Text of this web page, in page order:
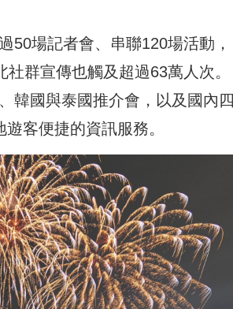
50場記者會、串聯120場活動，
群宣傳也觸及超過63萬人次。
韓國與泰國推介會，以及國內四
客便捷的資訊服務。